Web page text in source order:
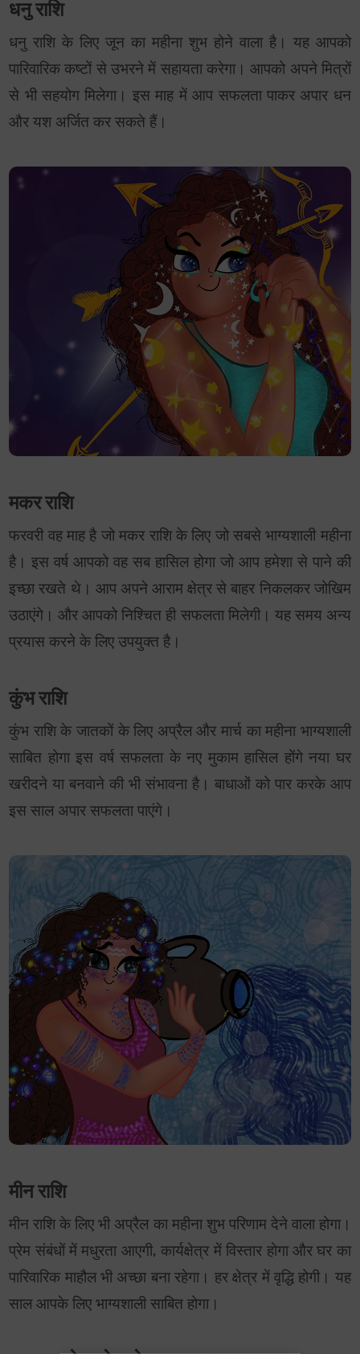
धनु राशि
धनु राशि के लिए जून का महीना शुभ होने वाला है। यह आपको
पारिवारिक कष्टों से उभरने में सहायता करेगा। आपको अपने मित्रों
से भी सहयोग मिलेगा। इस माह में आप सफलता पाकर अपार धन
और यश अर्जित कर सकते हैं।
मकर राशि
फरवरी वह माह है जो मकर राशि के लिए जो सबसे भाग्यशाली महीना
है। इस वर्ष आपको वह सब हासिल होगा जो आप हमेशा से पाने की
इच्छा रखते थे। आप अपने आराम क्षेत्र से बाहर निकलकर जोखिम
उठाएंगे। और आपको निश्चित ही सफलता मिलेगी। यह समय अन्य
प्रयास करने के लिए उपयुक्त है।
कुंभ राशि
कुंभ राशि के जातकों के लिए अप्रैल और मार्च का महीना भाग्यशाली
साबित होगा इस वर्ष सफलता के नए मुकाम हासिल होंगे नया घर
खरीदने या बनवाने की भी संभावना है। बाधाओं को पार करके आप
इस साल अपार सफलता पाएंगे।
मीन राशि
मीन राशि के लिए भी अप्रैल का महीना शुभ परिणाम देने वाला होगा।
प्रेम संबंधों में मधुरता आएगी, कार्यक्षेत्र में विस्तार होगा और घर का
पारिवारिक माहौल भी अच्छा बना रहेगा। हर क्षेत्र में वृद्धि होगी। यह
साल आपके लिए भाग्यशाली साबित होगा।